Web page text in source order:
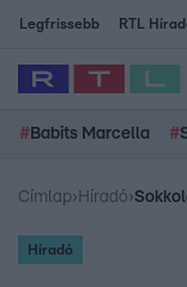
Legfrissebb RTL
# Babits Marcella #
Címlap› Híradó›
Híradó